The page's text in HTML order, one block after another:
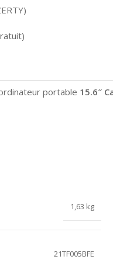
portable 15.6″
1,63 kg
21TF005BFE